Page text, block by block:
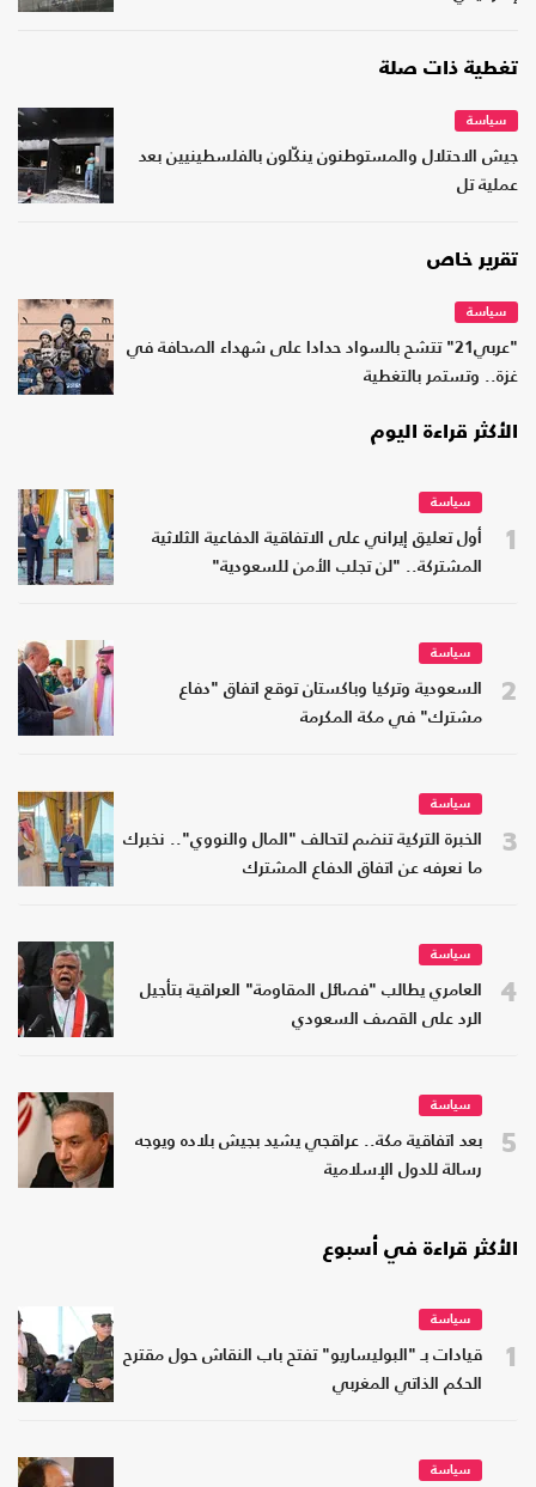
تغطية ذات صلة
سياسة
جيش الاحتلال والمستوطنون ينكّلون بالفلسطينيين بعد
عملية تل
تقرير خاص
سياسة
"عربي21" تتشح بالسواد حدادا على شهداء الصحافة في
غزة.. وتستمر بالتغطية
الأكثر قراءة اليوم
1
سياسة
أول تعليق إيراني على الاتفاقية الدفاعية الثلاثية
المشتركة.. "لن تجلب الأمن للسعودية"
2
سياسة
السعودية وتركيا وباكستان توقع اتفاق "دفاع
مشترك" في مكة المكرمة
3
سياسة
الخبرة التركية تنضم لتحالف "المال والنووي".. نخبرك
ما نعرفه عن اتفاق الدفاع المشترك
4
سياسة
العامري يطالب "فصائل المقاومة" العراقية بتأجيل
الرد على القصف السعودي
5
سياسة
بعد اتفاقية مكة.. عراقجي يشيد بجيش بلاده ويوجه
رسالة للدول الإسلامية
الأكثر قراءة في أسبوع
1
سياسة
قيادات بـ "البوليساريو" تفتح باب النقاش حول مقترح
الحكم الذاتي المغربي
سياسة